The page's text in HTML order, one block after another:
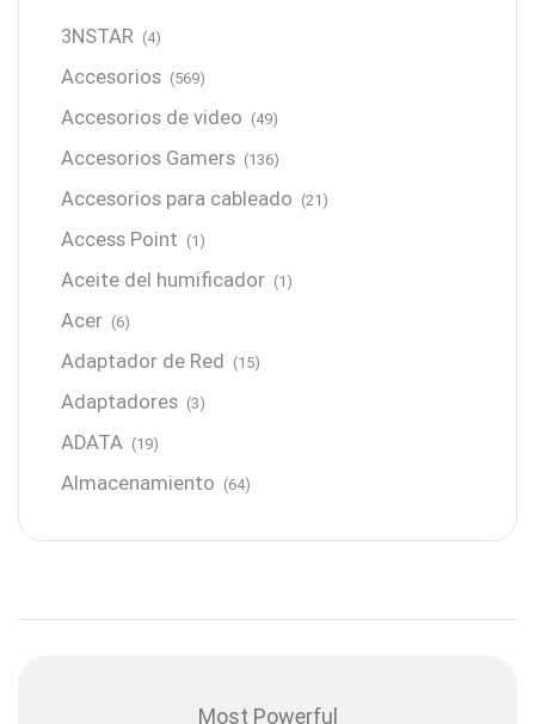
3NSTAR (4)
Accesorios (569)
Accesorios de video (49)
Accesorios Gamers (136)
Accesorios para cableado (21)
Access Point (1)
Aceite del humificador (1)
Acer (6)
Adaptador de Red (15)
Adaptadores (3)
ADATA (19)
Almacenamiento (64)
Most Powerful